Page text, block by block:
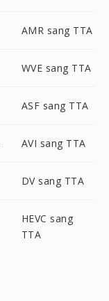
AMR sang TTA
WVE sang TTA
ASF sang TTA
AVI sang TTA
DV sang TTA
HEVC sang
TTA